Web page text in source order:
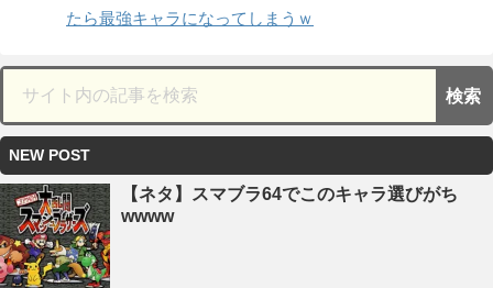
たら最強キャラになってしまうｗ
NEW POST
【ネタ】スマブラ64でこのキャラ選びがち
wwww